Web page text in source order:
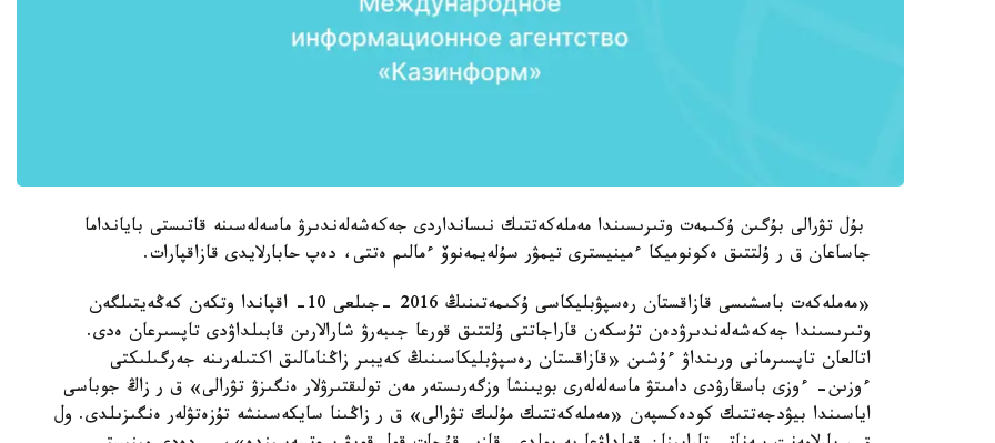
بۇل تۋرالى بۇگىن ۇكىمەت وتىرىسىندا مەملەكەتتىك نىسانداردى جەكەشەلەندىرۋ ماسەلەسىنە قاتىستى بايانداما
جاساعان ق ر ۇلتتىق ەكونوميكا ءمينيسترى تيمۋر سۇلەيمەنوۆ ءمالىم ەتتى، دەپ حابارلايدى قازاقپارات.
«مەملەكەت باسشىسى قازاقستان رەسپۋبليكاسى ۇكىمەتىنىڭ 2016 -جىلعى 10- اقپاندا وتكەن كەڭەيتىلگەن
وتىرىسىندا جەكەشەلەندىرۋدەن تۇسكەن قاراجاتتى ۇلتتىق قورعا جىبەرۋ شارالارىن قابىلداۋدى تاپسىرعان ەدى.
اتالعان تاپسىرمانى ورىنداۋ ءۇشىن «قازاقستان رەسپۋبليكاسىنىڭ كەيبىر زاڭنامالىق اكتىلەرىنە جەرگىلىكتى
ءوزىن- ءوزى باسقارۋدى دامىتۋ ماسەلەلەرى بويىنشا وزگەرىستەر مەن تولىقتىرۋلار ەنگىزۋ تۋرالى» ق ر زاڭ جوباسى
اياسىندا بيۋدجەتتىك كودەكسپەن «مەملەكەتتىك مۇلىك تۋرالى» ق ر زاڭىنا سايكەسىنشە تۇزەتۋلەر ەنگىزىلدى. ول